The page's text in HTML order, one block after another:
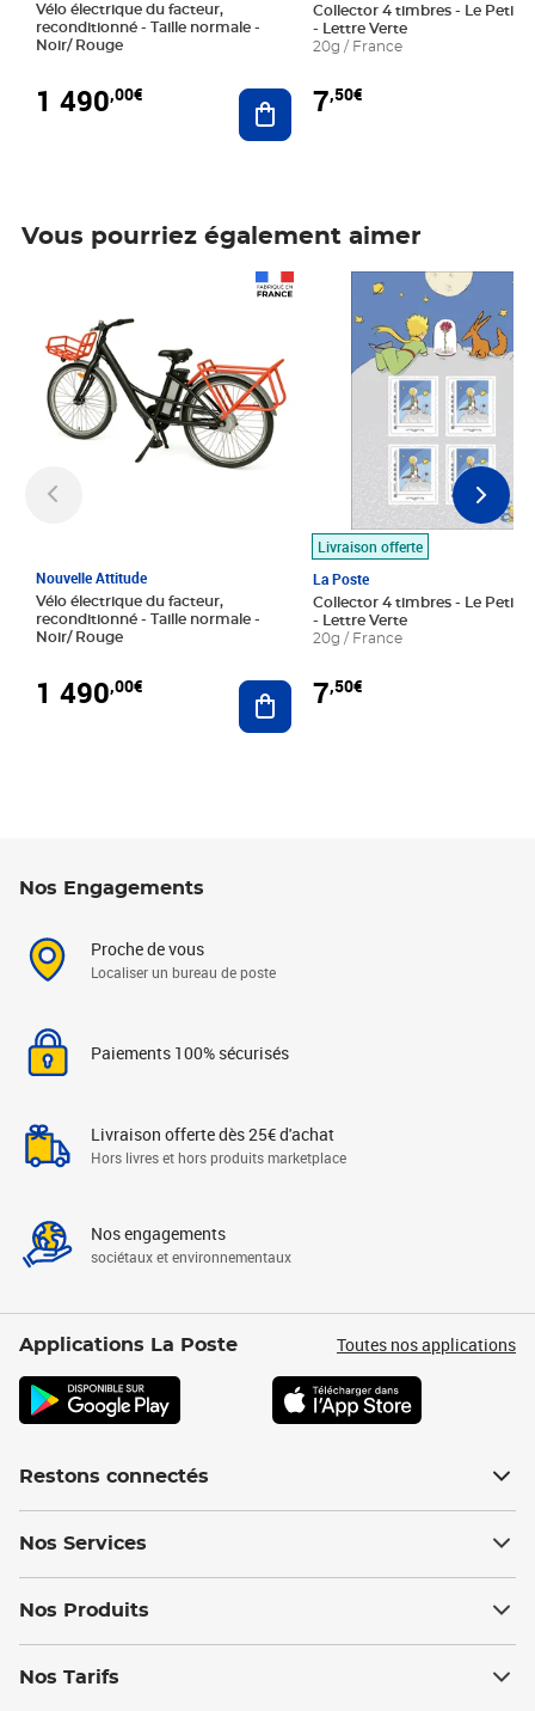
Vélo électrique du facteur,
reconditionné - Taille normale -
Noir/ Rouge
1 490,00€ Ajouter au panier
Collector 4 timbres - Le Petit
- Lettre Verte
20g / France
7,50€
Vous pourriez également aimer
Nouvelle Attitude
Vélo électrique du facteur,
reconditionné - Taille normale -
Noir/ Rouge
1 490,00€ Ajouter au panier
Livraison offerte
La Poste
Collector 4 timbres - Le Petit
- Lettre Verte
20g / France
7,50€
Prix 7,50€
Nos Engagements
Proche de vous
Localiser un bureau de poste
Paiements 100% sécurisés
Livraison offerte dès 25€ d'achat
Hors livres et hors produits marketplace
Nos engagements
sociétaux et environnementaux
Applications La Poste Toutes nos applications
Restons connectés
Nos Services
Nos Produits
Nos Tarifs